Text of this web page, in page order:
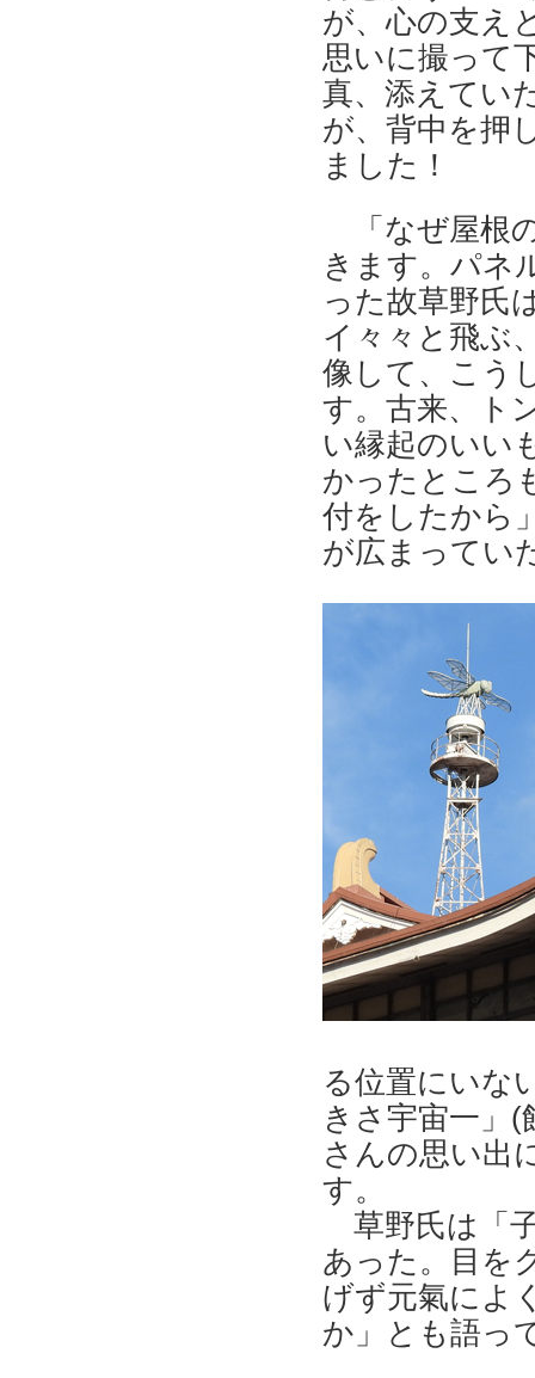
が、心の支え
思いに撮って
真、添えてい
が、背中を押
ました！
「なぜ屋根
きます。パネ
った故草野氏
イ々々と飛ぶ
像して、こう
す。古来、ト
い縁起のいい
かったところ
付をしたから
が広まってい
る位置にいな
きさ宇宙一」
さんの思い出
す。
草野氏は「
あった。目を
げず元氣によ
か」とも語っ